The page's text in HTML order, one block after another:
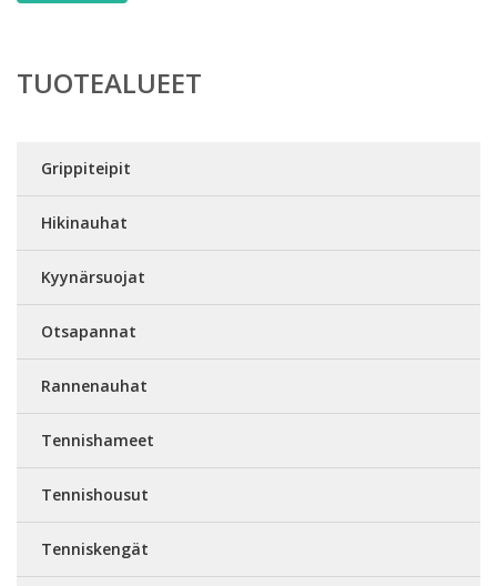
TUOTEALUEET
Grippiteipit
Hikinauhat
Kyynärsuojat
Otsapannat
Rannenauhat
Tennishameet
Tennishousut
Tenniskengät